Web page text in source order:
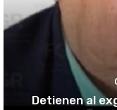
Detienen al